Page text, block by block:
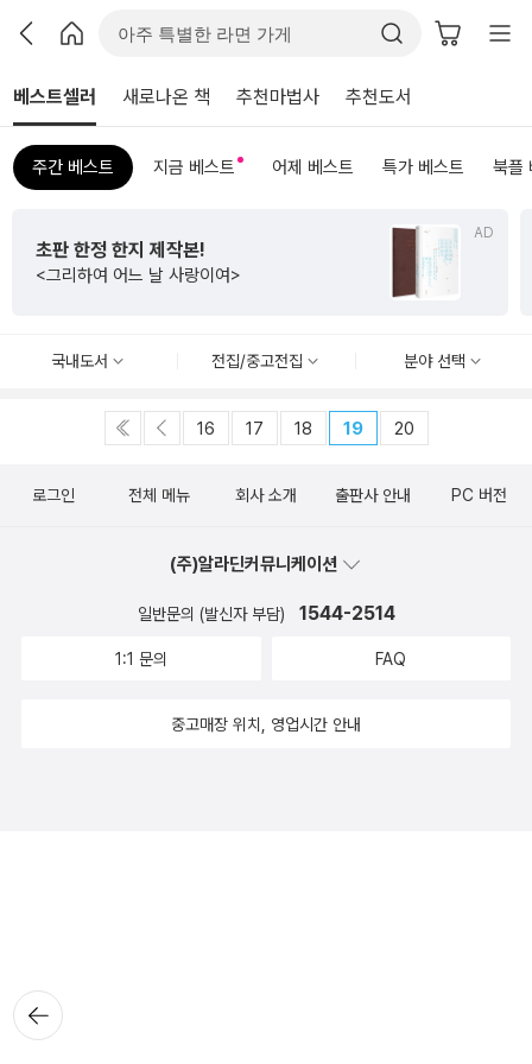
베스트셀러 새로나온 책 추천마법사 추천도서
주간 베스트 지금 베스트 어제 베스트 특가 베스트 북플
AD
초판 한정 한지 제작본!
<그리하여 어느 날 사랑이여>
국내도서 전집/중고전집 분야 선택
16 17 18 19 20
뒤로가
기
로그인 전체 메뉴 회사 소개 출판사 안내 PC 버전
(주)알라딘커뮤니케이션
일반문의 (발신자 부담) 1544-2514
1:1 문의 FAQ
중고매장 위치, 영업시간 안내